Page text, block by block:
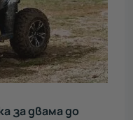
за двама до